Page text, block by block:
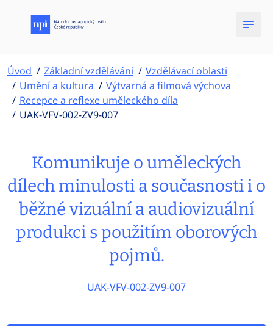
Úvod Základní vzdělávání
Vzdělávací oblasti
Umění a kultura
Výtvarná a filmová výchova
Recepce a reflexe uměleckého díla
UAK-VFV-002-ZV9-007
Komunikuje o uměleckých
dílech minulosti a současnosti i o
běžné vizuální a audiovizuální
produkci s použitím oborových
pojmů.
UAK-VFV-002-ZV9-007